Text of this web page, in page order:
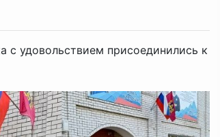
с удовольствием присоединились к